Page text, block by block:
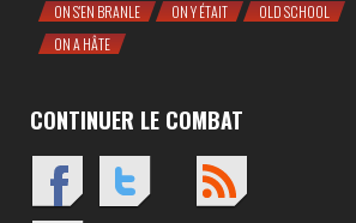
ON S'EN BRANLE
ON Y ÉTAIT
OLD SCHOOL
ON A HÂTE
CONTINUER LE COMBAT